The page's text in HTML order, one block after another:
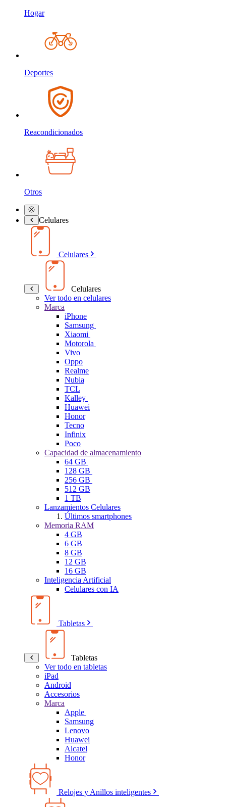
Hogar
Deportes
Reacondicionados
Otros
Celulares
Celulares
Celulares
Ver todo en celulares
Marca
iPhone
Samsung
Xiaomi
Motorola
Vivo
Oppo
Realme
Nubia
TCL
Kalley
Huawei
Honor
Tecno
Infinix
Poco
Capacidad de almacenamiento
64 GB
128 GB
256 GB
512 GB
1 TB
Lanzamientos Celulares
Últimos smartphones
Memoria RAM
4 GB
6 GB
8 GB
12 GB
16 GB
Inteligencia Artificial
Celulares con IA
Tabletas
Tabletas
Ver todo en tabletas
iPad
Android
Accesorios
Marca
Apple
Samsung
Lenovo
Huawei
Alcatel
Honor
Relojes y Anillos inteligentes